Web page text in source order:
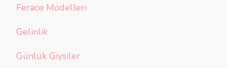
Ferace Modelleri
Gelinlik
Günlük Giysiler